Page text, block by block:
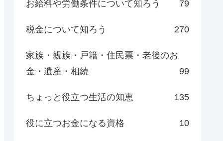
お給料や労働条件について知ろう 79
税金について知ろう 270
家族・親族・戸籍・住民票・老後のお
金・遺産・相続
99
ちょっと役立つ生活の知恵 135
役に立つお金になる資格 10